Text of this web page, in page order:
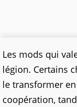
Les mods qui
légion. Certains
le transformer
coopération,